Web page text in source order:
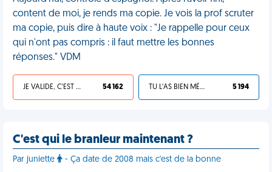
content de moi, je rends ma copie. Je vois la prof scruter
ma copie, puis dire à haute voix : "Je rappelle pour ceux
qui n'ont pas compris : il faut mettre les bonnes
réponses." VDM
JE VALIDE, C'EST UNE VDM 54 162 TU L'AS BIEN MÉRITÉ 5 194
C'est qui le branleur maintenant ?
Par juniette - Ça date de 2008 mais c'est de la bonne